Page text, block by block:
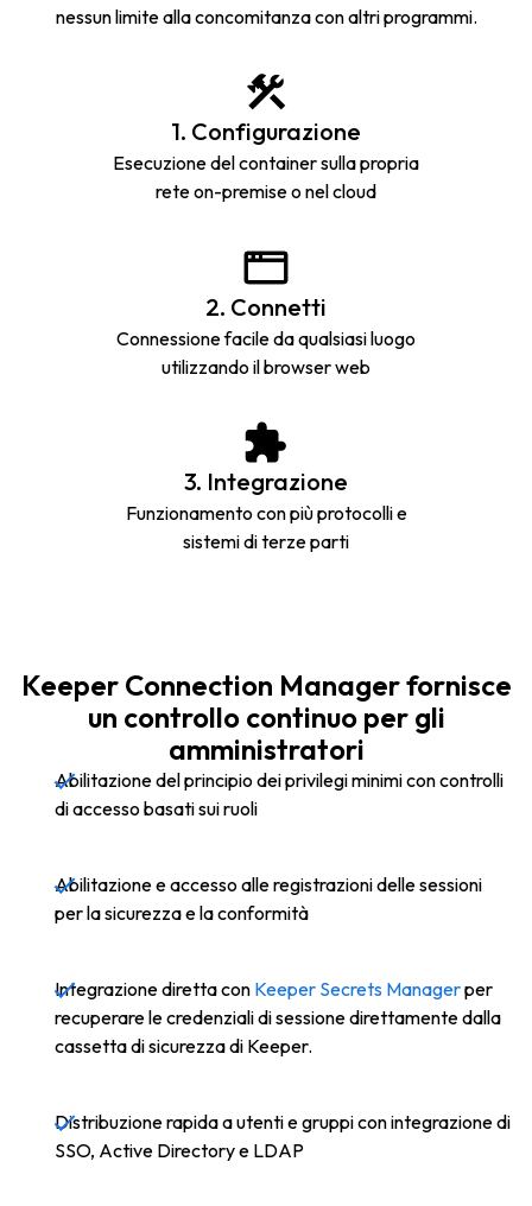
nessun limite alla concomitanza con altri programmi.
1. Configurazione
Esecuzione del container sulla propria
rete on-premise o nel cloud
2. Connetti
Connessione facile da qualsiasi luogo
utilizzando il browser web
3. Integrazione
Funzionamento con più protocolli e
sistemi di terze parti
Keeper Connection Manager fornisce
un controllo continuo per gli
amministratori
Abilitazione del principio dei privilegi minimi con controlli
di accesso basati sui ruoli
Abilitazione e accesso alle registrazioni delle sessioni
per la sicurezza e la conformità
Integrazione diretta con Keeper Secrets Managerper
recuperare le credenziali di sessione direttamente dalla
cassetta di sicurezza di Keeper.
Distribuzione rapida a utenti e gruppi con integrazione di
SSO, Active Directory e LDAP